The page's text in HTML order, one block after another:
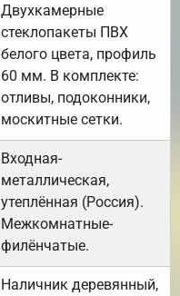
Двухкамерные
стеклопакеты ПВХ
белого цвета, профиль
60 мм. В комплекте:
отливы, подоконники,
москитные сетки.
Входная-
металлическая,
утеплённая (Россия).
Межкомнатные-
филёнчатые.
Наличник деревянный,